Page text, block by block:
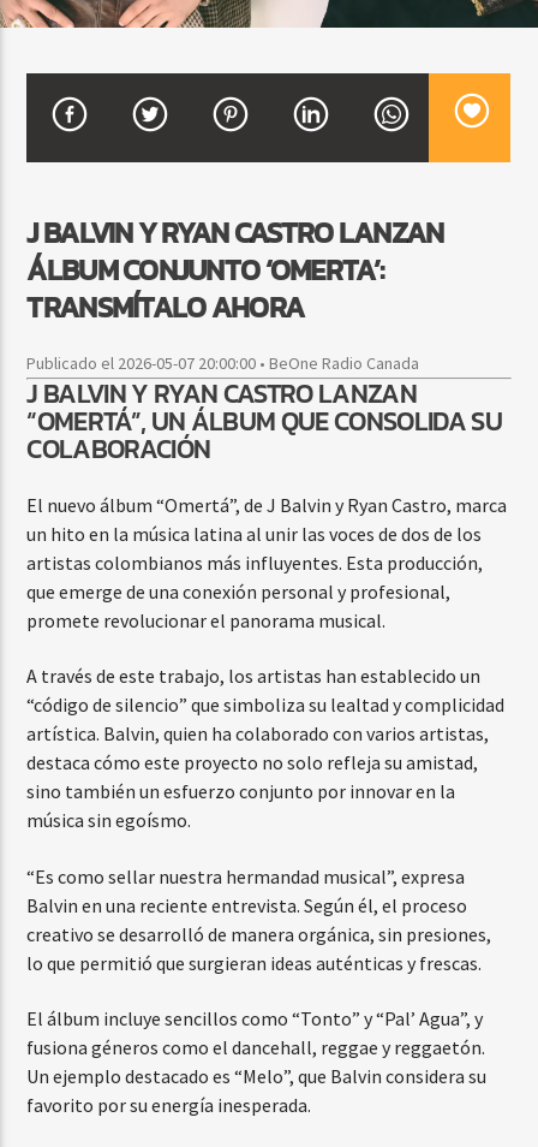
CURRENT SHOW
BACHATA PARA EL CAMINO
5:00 PM 7:00 PM
Beone Radio
J BALVIN Y RYAN CASTRO LANZAN
ÁLBUM CONJUNTO ‘OMERTA’:
TRANSMÍTALO AHORA
Publicado el 2026-05-07 20:00:00 • BeOne Radio Canada
J BALVIN Y RYAN CASTRO LANZAN
“OMERTÁ”, UN ÁLBUM QUE CONSOLIDA SU
COLABORACIÓN
El nuevo álbum “Omertá”, de J Balvin y Ryan Castro, marca
un hito en la música latina al unir las voces de dos de los
artistas colombianos más influyentes. Esta producción,
que emerge de una conexión personal y profesional,
promete revolucionar el panorama musical.
A través de este trabajo, los artistas han establecido un
“código de silencio” que simboliza su lealtad y complicidad
artística. Balvin, quien ha colaborado con varios artistas,
destaca cómo este proyecto no solo refleja su amistad,
sino también un esfuerzo conjunto por innovar en la
música sin egoísmo.
“Es como sellar nuestra hermandad musical”, expresa
Balvin en una reciente entrevista. Según él, el proceso
creativo se desarrolló de manera orgánica, sin presiones,
lo que permitió que surgieran ideas auténticas y frescas.
El álbum incluye sencillos como “Tonto” y “Pal’ Agua”, y
fusiona géneros como el dancehall, reggae y reggaetón.
Un ejemplo destacado es “Melo”, que Balvin considera su
favorito por su energía inesperada.